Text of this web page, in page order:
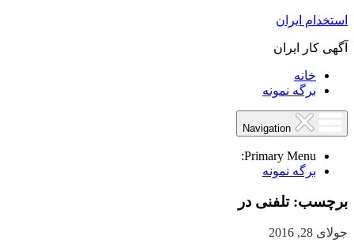
استخدام ایران
آگهی کار ایران
خانه
برگه نمونه
Primary Menu:
برگه نمونه
برچسب:تلفنی در
جولای 28, 2016